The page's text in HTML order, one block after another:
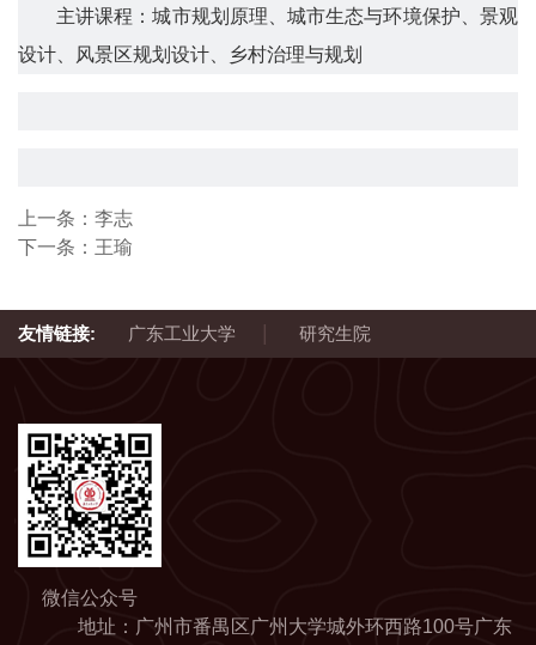
主讲课程：城市规划原理、城市生态与环境保护、景观
设计、风景区规划设计
乡村治理与规划
上一条： 李志
下一条： 王瑜
友情链接: 广东工业大学 研究生院
微信公众号
地址：广州市番禺区广州大学城外环西路100号广东